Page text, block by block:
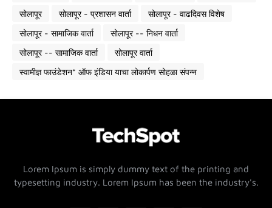
सोलापूर
सोलापूर - प्रशासन वार्ता
सोलापूर - वाढदिवस विशेष
सोलापूर - सामाजिक वार्ता
सोलापूर -- निधन वार्ता
सोलापूर -- सामाजिक वार्ता
सोलापूर वार्ता
स्वामीज्ञ फाउंडेशन* ऑफ इंडिया याचा लोकार्पण सोहळा संपन्न
Lorem Ipsum is simply dummy text of the printing and
typesetting industry. Lorem Ipsum has been the industry's.